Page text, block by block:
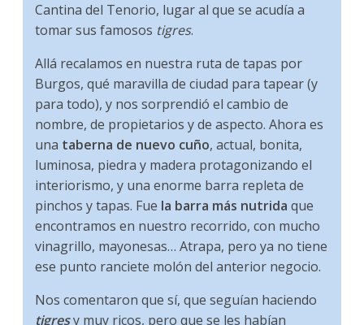
Cantina del Tenorio, lugar al que se acudía a
tomar sus famosos tigres.
Allá recalamos en nuestra ruta de tapas por
Burgos, qué maravilla de ciudad para tapear (y
para todo), y nos sorprendió el cambio de
nombre, de propietarios y de aspecto. Ahora es
una taberna de nuevo cuño, actual, bonita,
luminosa, piedra y madera protagonizando el
interiorismo, y una enorme barra repleta de
pinchos y tapas. Fue la barra más nutrida que
encontramos en nuestro recorrido, con mucho
vinagrillo, mayonesas… Atrapa, pero ya no tiene
ese punto ranciete molón del anterior negocio.
Nos comentaron que sí, que seguían haciendo
tigresy muy ricos, pero que se les habían